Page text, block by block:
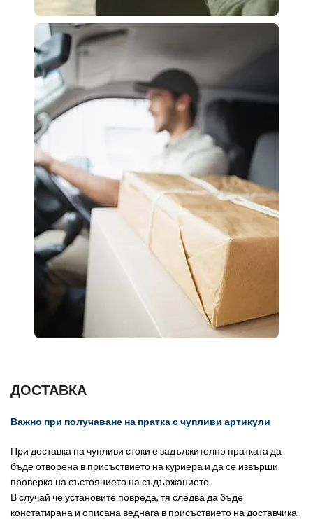
ДОСТАВКА
Важно при получаване на пратка с чупливи артикули
При доставка на чупливи стоки е задължително пратката да
бъде отворена в присъствието на куриера и да се извърши
проверка на състоянието на съдържанието.
В случай че установите повреда, тя следва да бъде
констатирана и описана веднага в присъствието на доставчика.